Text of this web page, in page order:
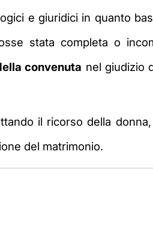
e giuridici in quanto
stata completa o
convenuta nel giudizio
il ricorso della
del matrimonio.